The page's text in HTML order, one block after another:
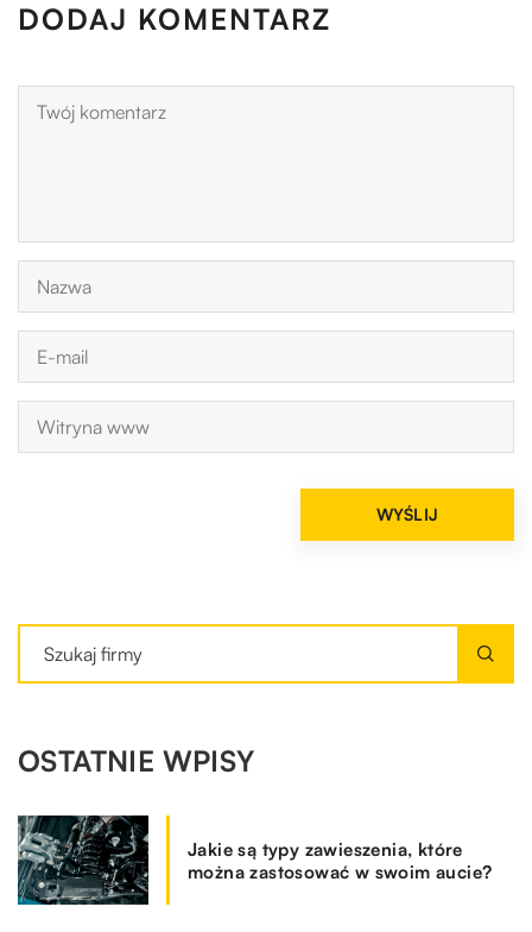
DODAJ KOMENTARZ
OSTATNIE WPISY
Jakie są typy zawieszenia, które
można zastosować w swoim aucie?